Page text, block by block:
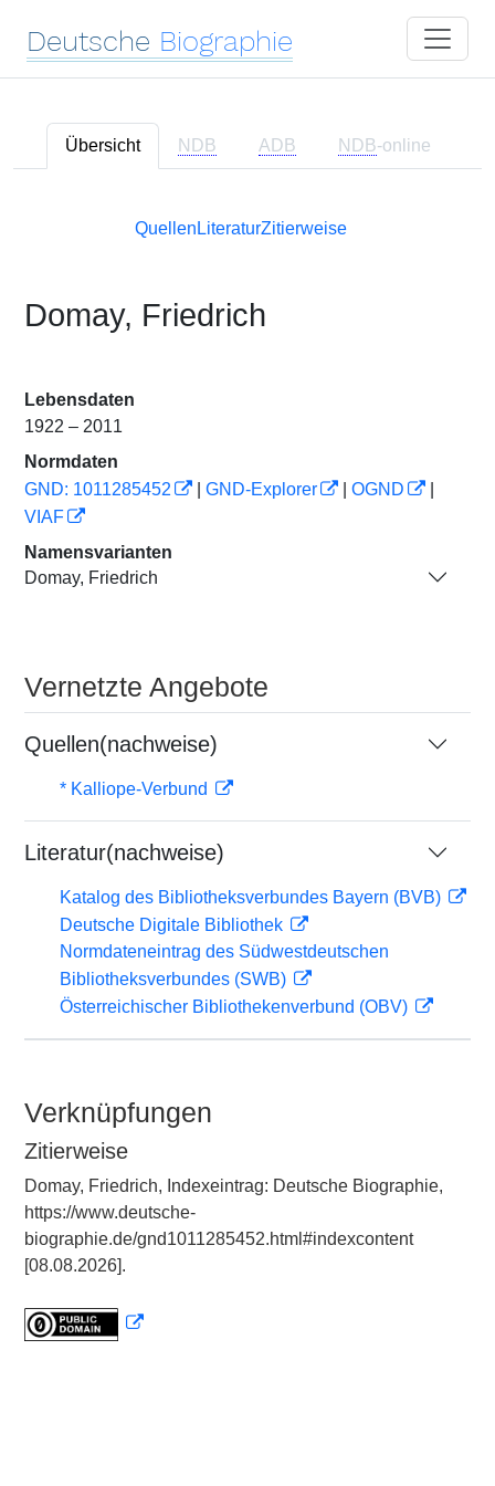
Deutsche Biographie
Übersicht NDB ADB NDB-online
Quellen LiteraturZitierweise
Domay, Friedrich
Lebensdaten
1922 – 2011
Normdaten
GND: 1011285452
GND-Explorer OGND
VIAF
Namensvarianten
Domay, Friedrich
Vernetzte Angebote
Quellen(nachweise)
* Kalliope-Verbund
Literatur(nachweise)
Katalog des Bibliotheksverbundes Bayern (BVB)
Deutsche Digitale Bibliothek
Normdateneintrag des Südwestdeutschen
Bibliotheksverbundes (SWB)
Österreichischer Bibliothekenverbund (OBV)
Verknüpfungen
Zitierweise
Domay, Friedrich, Indexeintrag: Deutsche Biographie,
https://www.deutsche-
biographie.de/gnd1011285452.html#indexcontent
[08.08.2026].